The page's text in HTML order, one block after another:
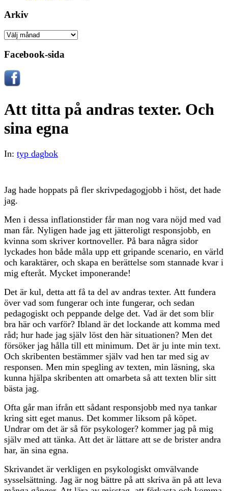
Arkiv
Arkiv
Facebook-sida
Att titta på andras texter. Och
sina egna
In: typ dagbok
Jag hade hoppats på fler skrivpedagogjobb i höst, det hade
jag.
Men i dessa inflationstider får man nog vara nöjd med vad
man får. Nyligen hade jag ett jätteroligt responsjobb, en
kvinna som skriver kortnoveller. På bara några sidor
lyckades hon både måla upp ett gripande scenario, en värld
och karaktärer, och skapa en berättelse som stannade kvar i
mig efteråt. Mycket imponerande!
Det är kul, detta att få ta del av andras texter. Att fundera
över vad som fungerar och inte fungerar, och sedan
pedagogiskt och peppande delge det. Vad är det som blir
bra här och varför? Ibland är det lockande att komma med
råd; hur hade jag själv löst den här situationen? Men det
försöker jag hålla till ett minimum. Det är ju inte min text.
Och skribenten bestämmer själv vad hen tar med sig av
responsen. Men min spegling av texten, min läsning, ska
kunna hjälpa skribenten att omarbeta så att texten blir sitt
bästa jag.
Ofta går man ifrån ett sådant responsjobb med nya tankar
kring sitt eget manus. Det kommer liksom på köpet.
Undrar om det är så för psykologer? kommer jag på mig
själv med att tänka. Att det är lättare att se de brister andra
har, än sina egna.
Skrivandet är verkligen en psykologiskt omvälvande
sysselsättning. Jag är nog bättre på att skriva än på att leva